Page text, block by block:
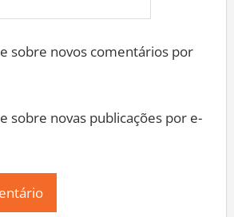
sobre novos comentários por
sobre novas publicações por e-